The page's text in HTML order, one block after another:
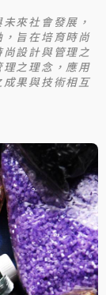
來社會發展，
旨在培育時尚
設計與管理之
之理念，應用
果與技術相互